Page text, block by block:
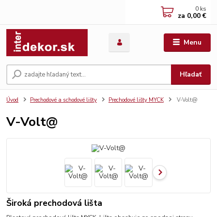
Menu
Hľadať
0 ks
za 0,00 €
Úvod Prechodové a schodové lišty Prechodové lišty MYCK V-Volt@
V-Volt@
Široká prechodová lišta